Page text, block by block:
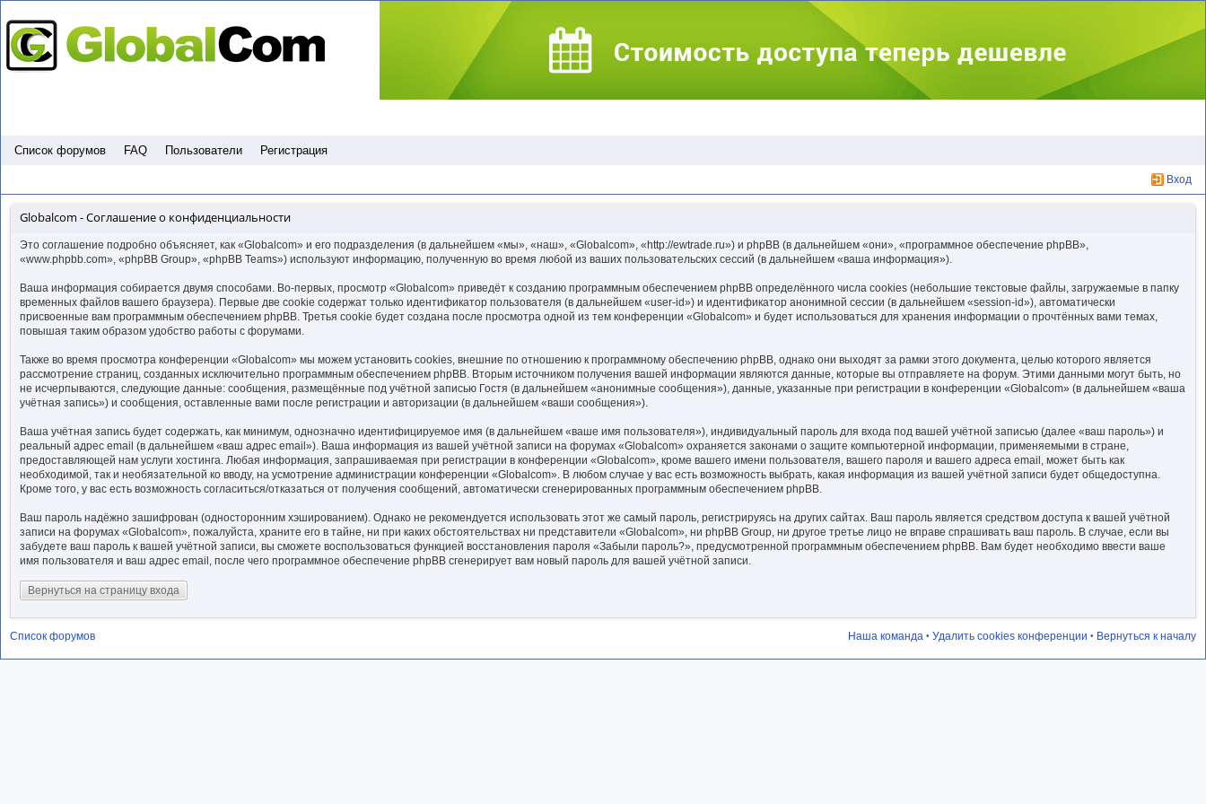
Список форумов FAQ Пользователи Регистрация
Вход
Globalcom - Соглашение о конфиденциальности
Это соглашение подробно объясняет, как «Globalcom» и его подразделения (в дальнейшем «мы», «наш», «Globalcom», «http://ewtrade.ru») и phpBB (в дальнейшем «они», «программное обеспечение phpBB»,
«www.phpbb.com», «phpBB Group», «phpBB Teams») используют информацию, полученную во время любой из ваших пользовательских сессий (в дальнейшем «ваша информация»).
Ваша информация собирается двумя способами. Во-первых, просмотр «Globalcom» приведёт к созданию программным обеспечением phpBB определённого числа cookies (небольшие текстовые файлы, загружаемые в папку
временных файлов вашего браузера). Первые две cookie содержат только идентификатор пользователя (в дальнейшем «user-id») и идентификатор анонимной сессии (в дальнейшем «session-id»), автоматически
присвоенные вам программным обеспечением phpBB. Третья cookie будет создана после просмотра одной из тем конференции «Globalcom» и будет использоваться для хранения информации о прочтённых вами темах,
повышая таким образом удобство работы с форумами.
Также во время просмотра конференции «Globalcom» мы можем установить cookies, внешние по отношению к программному обеспечению phpBB, однако они выходят за рамки этого документа, целью которого является
рассмотрение страниц, созданных исключительно программным обеспечением phpBB. Вторым источником получения вашей информации являются данные, которые вы отправляете на форум. Этими данными могут быть, но
не исчерпываются, следующие данные: сообщения, размещённые под учётной записью Гостя (в дальнейшем «анонимные сообщения»), данные, указанные при регистрации в конференции «Globalcom» (в дальнейшем «ваша
учётная запись») и сообщения, оставленные вами после регистрации и авторизации (в дальнейшем «ваши сообщения»).
Ваша учётная запись будет содержать, как минимум, однозначно идентифицируемое имя (в дальнейшем «ваше имя пользователя»), индивидуальный пароль для входа под вашей учётной записью (далее «ваш пароль») и
реальный адрес email (в дальнейшем «ваш адрес email»). Ваша информация из вашей учётной записи на форумах «Globalcom» охраняется законами о защите компьютерной информации, применяемыми в стране,
предоставляющей нам услуги хостинга. Любая информация, запрашиваемая при регистрации в конференции «Globalcom», кроме вашего имени пользователя, вашего пароля и вашего адреса email, может быть как
необходимой, так и необязательной ко вводу, на усмотрение администрации конференции «Globalcom». В любом случае у вас есть возможность выбрать, какая информация из вашей учётной записи будет общедоступна.
Кроме того, у вас есть возможность согласиться/отказаться от получения сообщений, автоматически сгенерированных программным обеспечением phpBB.
Ваш пароль надёжно зашифрован (односторонним хэшированием). Однако не рекомендуется использовать этот же самый пароль, регистрируясь на других сайтах. Ваш пароль является средством доступа к вашей учётной
записи на форумах «Globalcom», пожалуйста, храните его в тайне, ни при каких обстоятельствах ни представители «Globalcom», ни phpBB Group, ни другое третье лицо не вправе спрашивать ваш пароль. В случае, если вы
забудете ваш пароль к вашей учётной записи, вы сможете воспользоваться функцией восстановления пароля «Забыли пароль?», предусмотренной программным обеспечением phpBB. Вам будет необходимо ввести ваше
имя пользователя и ваш адрес email, после чего программное обеспечение phpBB сгенерирует вам новый пароль для вашей учётной записи.
Вернуться на страницу входа
Список форумов • Вернуться к началу
• Удалить cookies конференции
Наша команда